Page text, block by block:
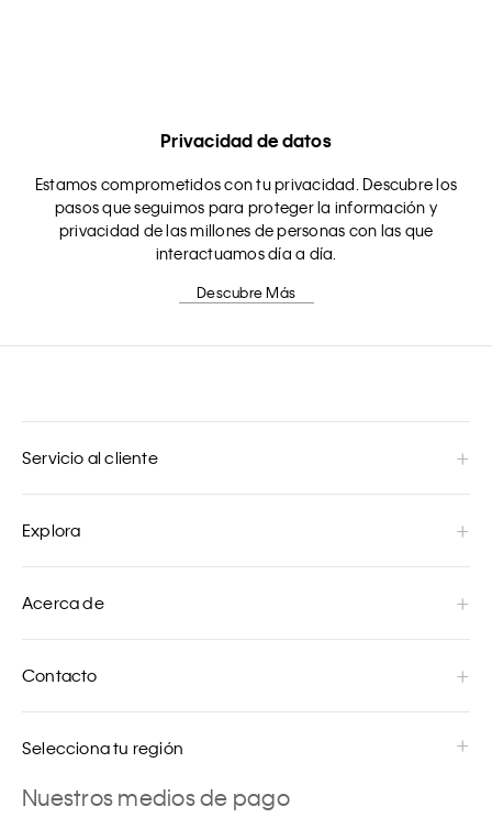
Privacidad de datos
Estamos comprometidos con tu privacidad. Descubre los
pasos que seguimos para proteger la información y
privacidad de las millones de personas con las que
interactuamos día a día.
Descubre Más
Servicio al cliente
Explora
Acerca de
Contacto
Selecciona tu región
Nuestros medios de pago